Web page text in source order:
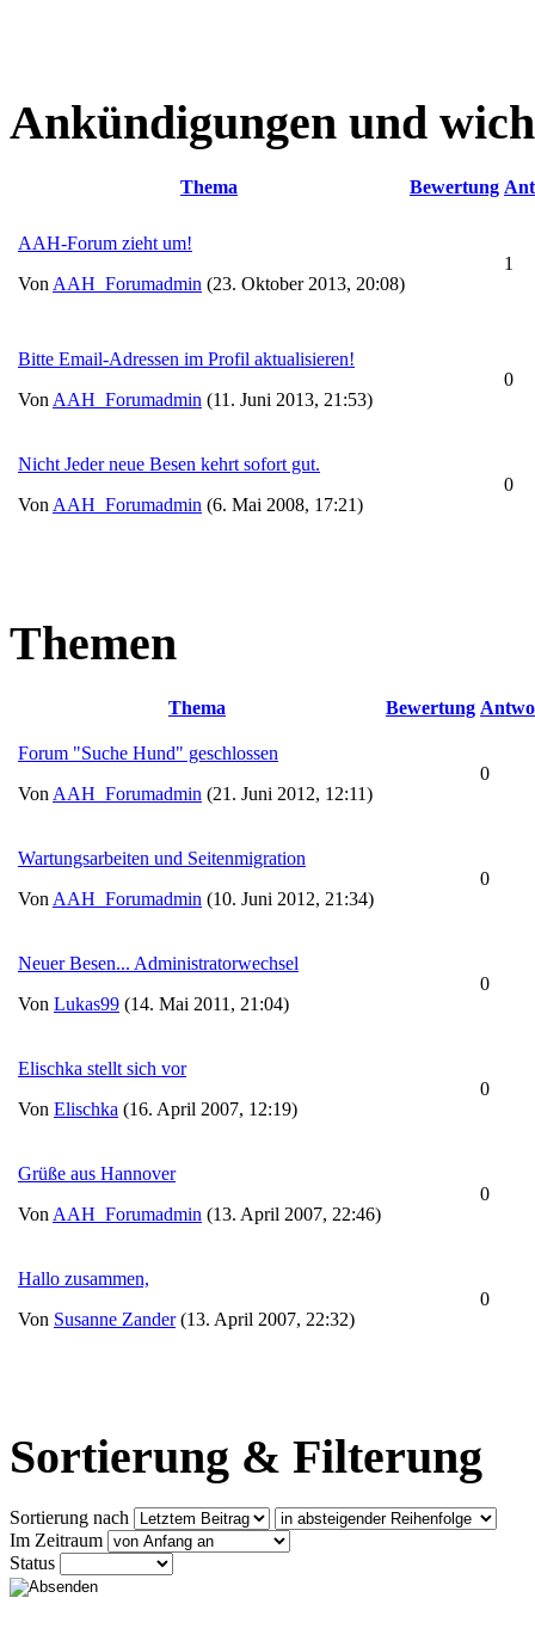
Ankündigungen und
Thema Bewertung
AAH-Forum zieht um!
Von AAH_Forumadmin (23. Oktober 2013, 20:08)
1
Bitte Email-Adressen im Profil aktualisieren!
Von AAH_Forumadmin (11. Juni 2013, 21:53)
0
Nicht Jeder neue Besen kehrt sofort gut.
Von AAH_Forumadmin (6. Mai 2008, 17:21)
0
Themen
Thema Bewertung
Forum "Suche Hund" geschlossen
Von AAH_Forumadmin (21. Juni 2012, 12:11)
0
Wartungsarbeiten und Seitenmigration
Von AAH_Forumadmin (10. Juni 2012, 21:34)
0
Neuer Besen... Administratorwechsel
Von Lukas99 (14. Mai 2011, 21:04)
0
Elischka stellt sich vor
Von Elischka (16. April 2007, 12:19)
0
Grüße aus Hannover
Von AAH_Forumadmin (13. April 2007, 22:46)
0
Hallo zusammen,
Von Susanne Zander(13. April 2007, 22:32)
0
Sortierung & Filterung
Sortierung nach
Im Zeitraum
Status